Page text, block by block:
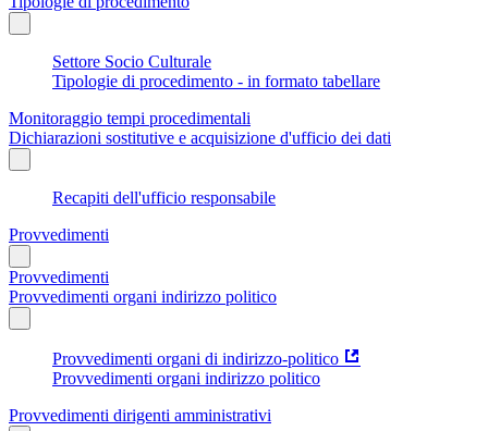
Settore Socio Culturale
Tipologie di procedimento - in formato tabellare
Monitoraggio tempi procedimentali
Dichiarazioni sostitutive e acquisizione d'ufficio dei dati
Recapiti dell'ufficio responsabile
Provvedimenti
Provvedimenti
Provvedimenti organi indirizzo politico
Provvedimenti organi di indirizzo-politico
Provvedimenti organi indirizzo politico
Provvedimenti dirigenti amministrativi